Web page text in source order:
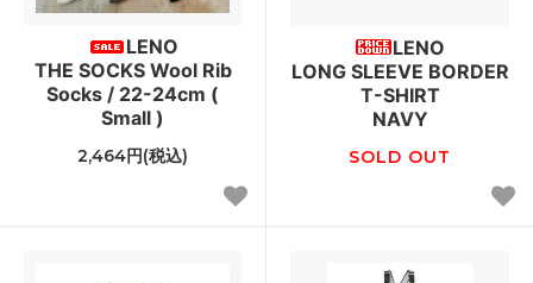
LENO
THE SOCKS Wool Rib
Socks / 22-24cm (
Small )
2,464円(税込)
LENO
LONG SLEEVE BORDER
T-SHIRT
NAVY
SOLD OUT